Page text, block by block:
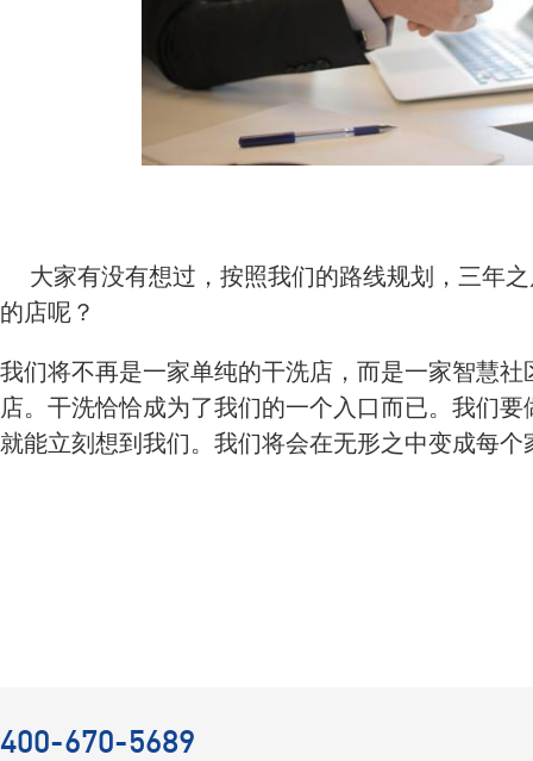
大家有没有想过，按照我们的路线规划，三年
的店呢？
我们将不再是一家单纯的干洗店，而是一家智慧
店。干洗恰恰成为了我们的一个入口而已。我们
就能立刻想到我们。我们将会在无形之中变成每个
400-670-5689